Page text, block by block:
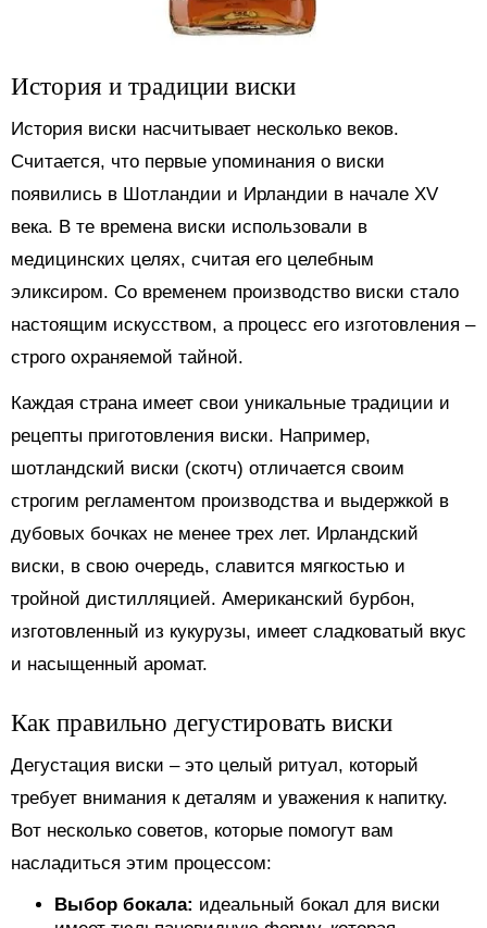
История и традиции виски
История виски насчитывает несколько веков.
Считается, что первые упоминания о виски
появились в Шотландии и Ирландии в начале XV
века. В те времена виски использовали в
медицинских целях, считая его целебным
эликсиром. Со временем производство виски стало
настоящим искусством, а процесс его изготовления –
строго охраняемой тайной.
Каждая страна имеет свои уникальные традиции и
рецепты приготовления виски. Например,
шотландский виски (скотч) отличается своим
строгим регламентом производства и выдержкой в
дубовых бочках не менее трех лет. Ирландский
виски, в свою очередь, славится мягкостью и
тройной дистилляцией. Американский бурбон,
изготовленный из кукурузы, имеет сладковатый вкус
и насыщенный аромат.
Как правильно дегустировать виски
Дегустация виски – это целый ритуал, который
требует внимания к деталям и уважения к напитку.
Вот несколько советов, которые помогут вам
насладиться этим процессом:
Выбор бокала: идеальный бокал для виски